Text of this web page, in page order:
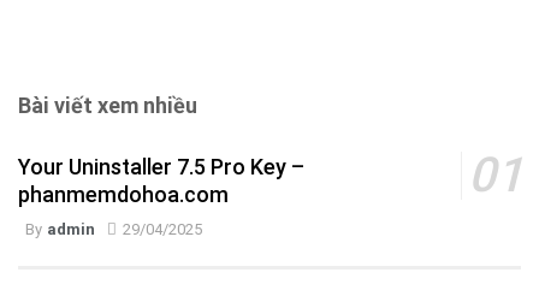
Bài viết xem nhiều
Your Uninstaller 7.5 Pro Key –
phanmemdohoa.com
By admin 29/04/2025